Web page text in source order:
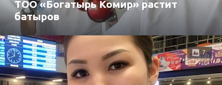
ТОО «Богатырь Комир» растит
батыров
7